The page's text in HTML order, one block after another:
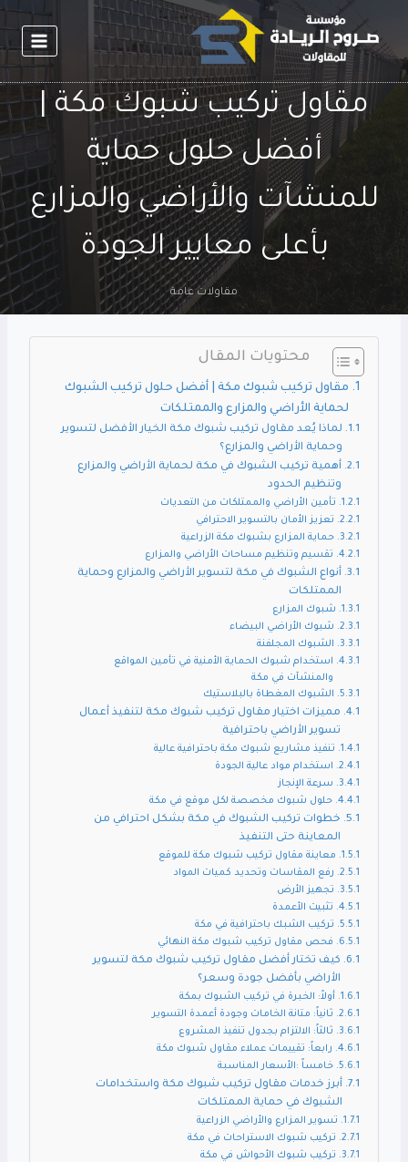
المحتوى
مقاول تركيب شبوك مكة |
أفضل حلول حماية
للمنشآت والأراضي والمزارع
بأعلى معايير الجودة
مقاولات عامة
محتويات المقال
مقاول تركيب شبوك مكة | أفضل حلول تركيب الشبوك
لحماية الأراضي والمزارع والممتلكات
لماذا يُعد مقاول تركيب شبوك مكة الخيار الأفضل لتسوير
وحماية الأراضي والمزارع؟
أهمية تركيب الشبوك في مكة لحماية الأراضي والمزارع
وتنظيم الحدود
تأمين الأراضي والممتلكات من التعديات
تعزيز الأمان بالتسوير الاحترافي
حماية المزارع بشبوك مكة الزراعية
تقسيم وتنظيم مساحات الأراضي والمزارع
أنواع الشبوك في مكة لتسوير الأراضي والمزارع وحماية
الممتلكات
شبوك المزارع
شبوك الأراضي البيضاء
الشبوك المجلفنة
استخدام شبوك الحماية الأمنية في تأمين المواقع
والمنشآت في مكة
الشبوك المغطاة بالبلاستيك
مميزات اختيار مقاول تركيب شبوك مكة لتنفيذ أعمال
تسوير الأراضي باحترافية
تنفيذ مشاريع شبوك مكة باحترافية عالية
استخدام مواد عالية الجودة
سرعة الإنجاز
حلول شبوك مخصصة لكل موقع في مكة
خطوات تركيب الشبوك في مكة بشكل احترافي من
المعاينة حتى التنفيذ
معاينة مقاول تركيب شبوك مكة للموقع
رفع المقاسات وتحديد كميات المواد
تجهيز الأرض
تثبيت الأعمدة
تركيب الشبك باحترافية في مكة
فحص مقاول تركيب شبوك مكة النهائي
كيف تختار أفضل مقاول تركيب شبوك مكة لتسوير
الأراضي بأفضل جودة وسعر؟
أولاً: الخبرة في تركيب الشبوك بمكة
ثانياً: متانة الخامات وجودة أعمدة التسوير
ثالثاً: الالتزام بجدول تنفيذ المشروع
رابعاً: تقييمات عملاء مقاول شبوك مكة
خامساً :الأسعار المناسبة
أبرز خدمات مقاول تركيب شبوك مكة واستخدامات
الشبوك في حماية الممتلكات
تسوير المزارع والأراضي الزراعية
تركيب شبوك الاستراحات في مكة
تركيب شبوك الأحواش في مكة